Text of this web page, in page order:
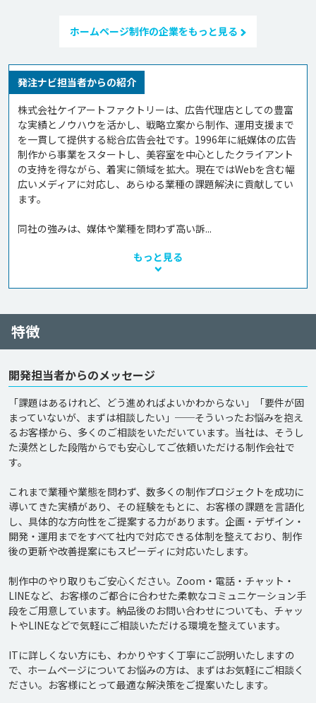
ホームページ制作の企業をもっと見る
発注ナビ担当者からの紹介
株式会社ケイアートファクトリーは、広告代理店としての豊富
な実績とノウハウを活かし、戦略立案から制作、運用支援まで
を一貫して提供する総合広告会社です。1996年に紙媒体の広告
制作から事業をスタートし、美容室を中心としたクライアント
の支持を得ながら、着実に領域を拡大。現在ではWebを含む幅
広いメディアに対応し、あらゆる業種の課題解決に貢献してい
ます。
同社の強みは、媒体や業種を問わず高い訴...
もっと見る
特徴
開発担当者からのメッセージ
「課題はあるけれど、どう進めればよいかわからない」「要件が固
まっていないが、まずは相談したい」──そういったお悩みを抱え
るお客様から、多くのご相談をいただいています。当社は、そうし
た漠然とした段階からでも安心してご依頼いただける制作会社で
す。
これまで業種や業態を問わず、数多くの制作プロジェクトを成功に
導いてきた実績があり、その経験をもとに、お客様の課題を言語化
し、具体的な方向性をご提案する力があります。企画・デザイン・
開発・運用までをすべて社内で対応できる体制を整えており、制作
後の更新や改善提案にもスピーディに対応いたします。
制作中のやり取りもご安心ください。Zoom・電話・チャット・
LINEなど、お客様のご都合に合わせた柔軟なコミュニケーション手
段をご用意しています。納品後のお問い合わせについても、チャッ
トやLINEなどで気軽にご相談いただける環境を整えています。
ITに詳しくない方にも、わかりやすく丁寧にご説明いたしますの
で、ホームページについてお悩みの方は、まずはお気軽にご相談く